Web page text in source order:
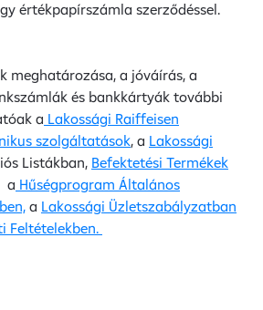
értékpapírszámla szerződéssel.
meghatározása, a jóváírás, a
és bankkártyák további
a Lakossági Raiffeisen
szolgáltatások, a Lakossági
Listákban, Befektetési Termékek
a Hűségprogram Általános
a Lakossági Üzletszabályzatban
Feltételekben.